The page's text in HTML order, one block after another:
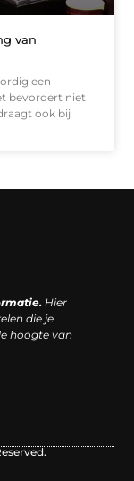
van
een
bevordert niet
ook bij
Hier
die je
hoogte van